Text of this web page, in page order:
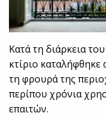
Κατά τη διάρκεια
κτίριο καταλήφθηκε
τη φρουρά της
περίπου χρόνια
επαιτών.